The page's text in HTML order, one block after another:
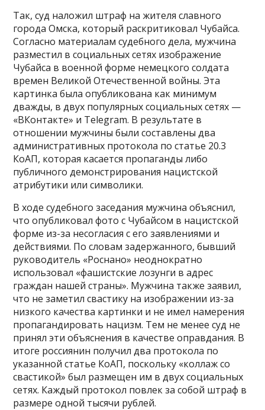
Так, суд наложил штраф на жителя славного
города Омска, который раскритиковал Чубайса.
Согласно материалам судебного дела, мужчина
разместил в социальных сетях изображение
Чубайса в военной форме немецкого солдата
времен Великой Отечественной войны. Эта
картинка была опубликована как минимум
дважды, в двух популярных социальных сетях —
«ВКонтакте» и Telegram. В результате в
отношении мужчины были составлены два
административных протокола по статье 20.3
КоАП, которая касается пропаганды либо
публичного демонстрирования нацистской
атрибутики или символики.
В ходе судебного заседания мужчина объяснил,
что опубликовал фото с Чубайсом в нацистской
форме из-за несогласия с его заявлениями и
действиями. По словам задержанного, бывший
руководитель «Роснано» неоднократно
использовал «фашистские лозунги в адрес
граждан нашей страны». Мужчина также заявил,
что не заметил свастику на изображении из-за
низкого качества картинки и не имел намерения
пропагандировать нацизм. Тем не менее суд не
принял эти объяснения в качестве оправдания. В
итоге россиянин получил два протокола по
указанной статье КоАП, поскольку «коллаж со
свастикой» был размещен им в двух социальных
сетях. Каждый протокол повлек за собой штраф в
размере одной тысячи рублей.